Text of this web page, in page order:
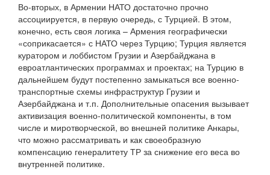
Во-вторых, в Армении НАТО достаточно прочно
ассоциируется, в первую очередь, с Турцией. В этом,
конечно, есть своя логика – Армения географически
«соприкасается» с НАТО через Турцию; Турция является
куратором и лоббистом Грузии и Азербайджана в
евроатлантических программах и проектах; на Турцию в
дальнейшем будут постепенно замыкаться все военно-
транспортные схемы инфраструктур Грузии и
Азербайджана и т.п. Дополнительные опасения вызывает
активизация военно-политической компоненты, в том
числе и миротворческой, во внешней политике Анкары,
что можно рассматривать и как своеобразную
компенсацию генералитету ТР за снижение его веса во
внутренней политике.